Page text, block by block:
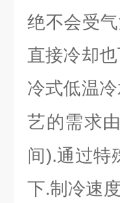
绝不会受
直接冷却
冷式低温
艺的需求
间).通过特
下.制冷速